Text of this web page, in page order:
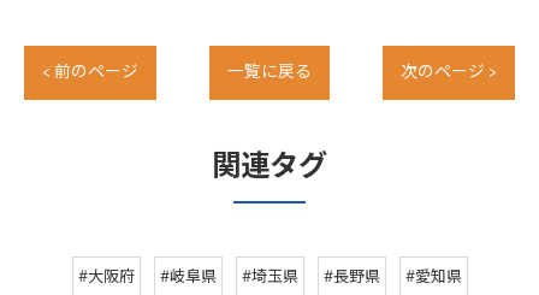
< 前のページ 一覧に戻る 次のページ >
関連タグ
#大阪府 #岐阜県 #埼玉県 #長野県
#愛知県